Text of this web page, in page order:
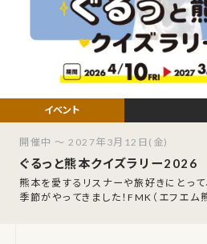
ぐるっと熊本クイズラリー2026
熊本を愛するリスナーや旅好きにとって
季節がやってきました！FMK（エフエム
開催中 ～ 2027年3月12日(金)